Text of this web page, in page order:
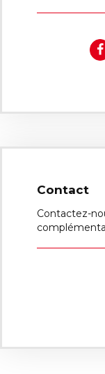
Contact
Contactez-